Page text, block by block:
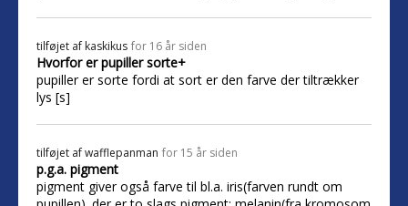
tilføjet af kaskikus for 16 år siden
Hvorfor er pupiller sorte+
pupiller er sorte fordi at sort er den farve der tiltrækker
lys [s]
tilføjet afwafflepanman for 15 år siden
p.g.a. pigment
pigment giver også farve til bl.a. iris(farven rundt om